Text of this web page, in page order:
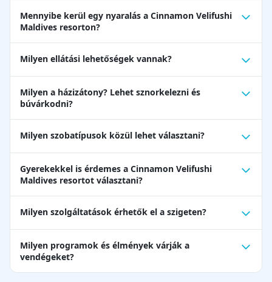
Mennyibe kerül egy nyaralás a Cinnamon Velifushi
Maldives resorton?
Milyen ellátási lehetőségek vannak?
Milyen a házizátony? Lehet sznorkelezni és
búvárkodni?
Milyen szobatípusok közül lehet választani?
Gyerekekkel is érdemes a Cinnamon Velifushi
Maldives resortot választani?
Milyen szolgáltatások érhetők el a szigeten?
Milyen programok és élmények várják a
vendégeket?